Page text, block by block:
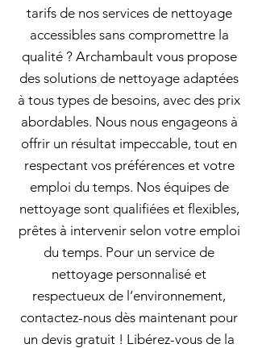
tarifs de nos services de nettoyage
accessibles sans compromettre la
qualité ? Archambault vous propose
des solutions de nettoyage adaptées
à tous types de besoins, avec des prix
abordables. Nous nous engageons à
offrir un résultat impeccable, tout en
respectant vos préférences et votre
emploi du temps. Nos équipes de
nettoyage sont qualifiées et flexibles,
prêtes à intervenir selon votre emploi
du temps. Pour un service de
nettoyage personnalisé et
respectueux de l’environnement,
contactez-nous dès maintenant pour
un devis gratuit ! Libérez-vous de la